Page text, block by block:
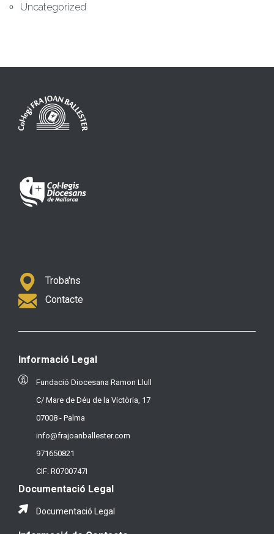
Uncategorized
Troba'ns
Contacte
Informació Legal
Fundació Diocesana Ramon Llull
C/ Mare de Déu de la Victòria, 17
07008 - Palma
info@frajoanballester.com
971650821
CIF: R0700747I
Documentació Legal
Documentació Legal